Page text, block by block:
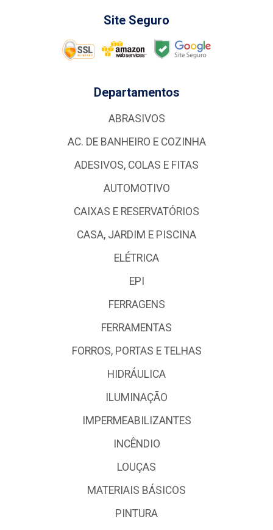
Site Seguro
Departamentos
ABRASIVOS
AC. DE BANHEIRO E COZINHA
ADESIVOS, COLAS E FITAS
AUTOMOTIVO
CAIXAS E RESERVATÓRIOS
CASA, JARDIM E PISCINA
ELÉTRICA
EPI
FERRAGENS
FERRAMENTAS
FORROS, PORTAS E TELHAS
HIDRÁULICA
ILUMINAÇÃO
IMPERMEABILIZANTES
INCÊNDIO
LOUÇAS
MATERIAIS BÁSICOS
PINTURA